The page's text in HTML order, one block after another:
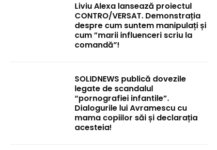
Liviu Alexa lansează proiectul
CONTRO/VERSAT. Demonstrația
despre cum suntem manipulați și
cum ”marii influenceri scriu la
comandă”!
SOLIDNEWS publică dovezile
legate de scandalul
“pornografiei infantile”.
Dialogurile lui Avramescu cu
mama copiilor săi și declarația
acesteia!